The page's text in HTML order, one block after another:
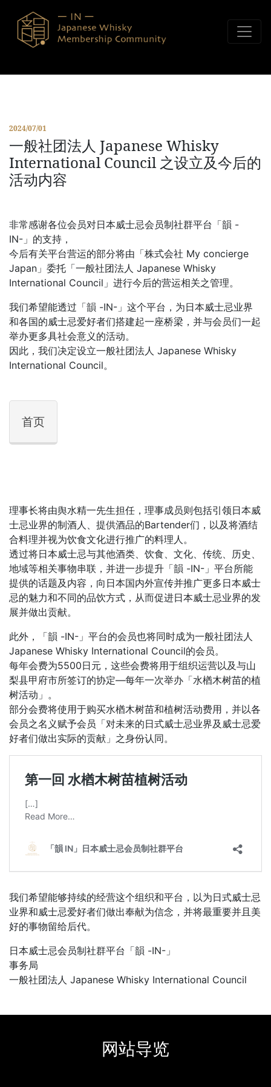
2024/07/01
一般社团法人 Japanese Whisky
International Council 之设立及今后的
活动内容
非常感谢各位会员对日本威士忌会员制社群平台「韻 -
IN-」的支持，
今后有关平台营运的部分将由「株式会社 My concierge
Japan」委托「一般社团法人 Japanese Whisky
International Council」进行今后的营运相关之管理。
我们希望能透过「韻 -IN-」这个平台，为日本威士忌业界
和各国的威士忌爱好者们搭建起一座桥梁，并与会员们一起
举办更多具社会意义的活动。
因此，我们决定设立一般社团法人 Japanese Whisky
International Council。
首页
理事长将由舆水精一先生担任，理事成员则包括引领日本威
士忌业界的制酒人、提供酒品的Bartender们，以及将酒结
合料理并视为饮食文化进行推广的料理人。
透过将日本威士忌与其他酒类、饮食、文化、传统、历史、
地域等相关事物串联，并进一步提升「韻 -IN-」平台所能
提供的话题及内容，向日本国内外宣传并推广更多日本威士
忌的魅力和不同的品饮方式，从而促进日本威士忌业界的发
展并做出贡献。
此外，「韻 -IN-」平台的会员也将同时成为一般社团法人
Japanese Whisky International Council的会员。
每年会费为5500日元，这些会费将用于组织运营以及与山
梨县甲府市所签订的协定―每年一次举办「水楢木树苗的植
树活动」。
部分会费将使用于购买水楢木树苗和植树活动费用，并以各
会员之名义赋予会员「对未来的日式威士忌业界及威士忌爱
好者们做出实际的贡献」之身份认同。
我们希望能够持续的经营这个组织和平台，以为日式威士忌
业界和威士忌爱好者们做出奉献为信念，并将最重要并且美
好的事物留给后代。
日本威士忌会员制社群平台「韻 -IN-」
事务局
一般社团法人 Japanese Whisky International Council
网站导览